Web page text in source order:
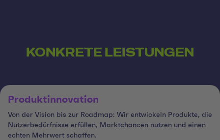
KONKRETE LEISTUNGEN
Produktinnovation
Von der Vision bis zur Roadmap: Wir entwickeln Produkte, die
Nutzerbedürfnisse erfüllen, Marktchancen nutzen und einen
echten Mehrwert schaffen.